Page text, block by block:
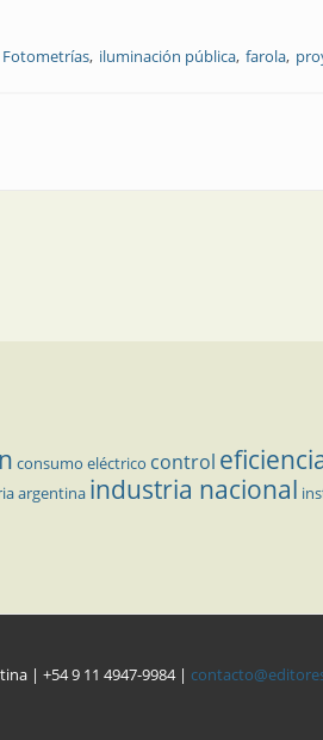
Fotometrías iluminación pública farola
consumo eléctrico control
argentina industria nacional
| +54 9 11 4947-9984 |